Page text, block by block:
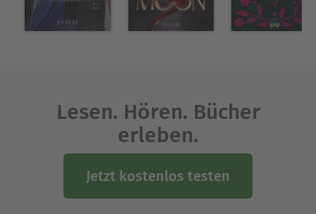
Lesen. Hören. Bücher
erleben.
Jetzt kostenlos testen